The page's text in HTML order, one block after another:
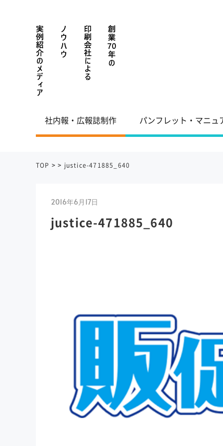
社内報・広報誌制作 パンフレット・マニュ
TOP >> justice-471885_640
2016年6月17日
justice-471885_640